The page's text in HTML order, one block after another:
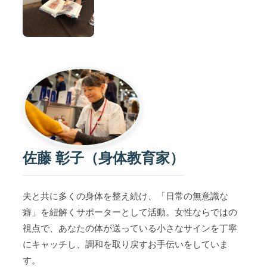
佐藤 彰子（身体教育家）
夫と共に多くの身体を整え続け、「日常の無意識な
癖」を紐解くサポーターとして活動。女性ならではの
視点で、あなたの体が送っている小さなサインを丁寧
にキャッチし、調和を取り戻すお手伝いをしていま
す。